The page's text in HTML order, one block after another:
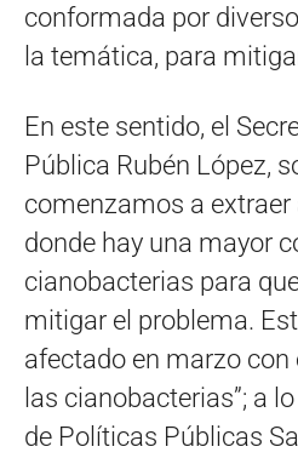
conformada por
la temática, para
En este sentido, el
Pública Rubén López,
comenzamos a extraer
donde hay una mayor
cianobacterias para
mitigar el problema.
afectado en marzo
las cianobacterias”; a
de Políticas Públicas